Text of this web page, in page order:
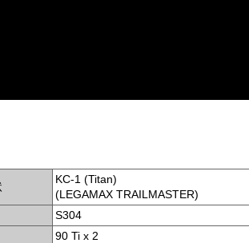
KC-1 (Titan)
(LEGAMAX TRAILMASTER)
S304
90 Ti x 2